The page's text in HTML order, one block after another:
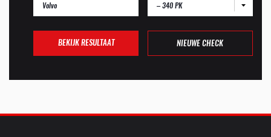
– 340 PK
BEKIJK RESULTAAT NIEUWE CHECK